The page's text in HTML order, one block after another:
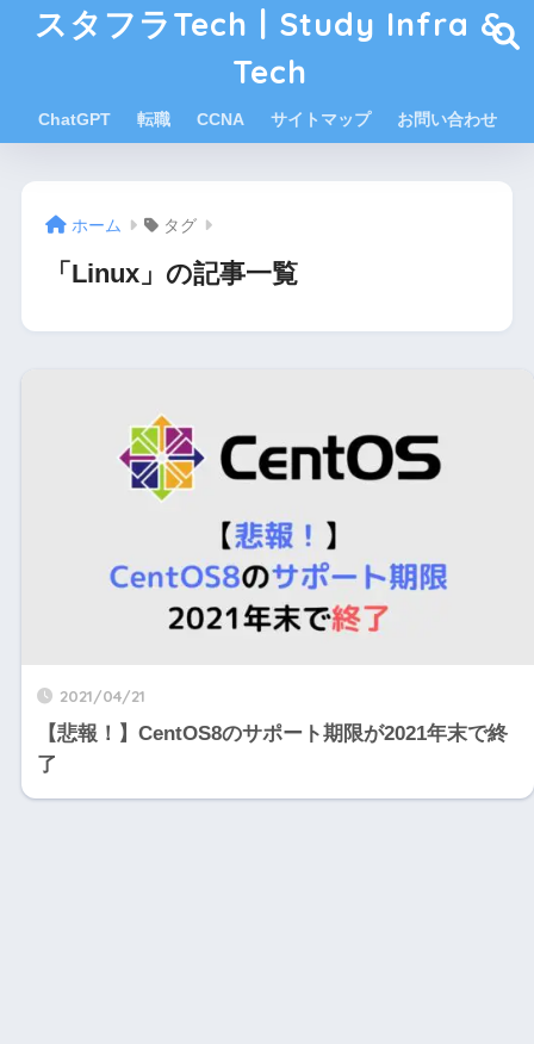
スタフラTech | Study Infra &
Tech
ChatGPT 転職 CCNA サイトマップ お問い合わせ
ホーム タグ
「Linux」の記事一覧
2021/04/21
【悲報！】CentOS8のサポート期限が2021年末で終
了